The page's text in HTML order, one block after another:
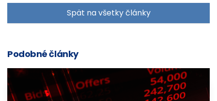
Spät na všetky články
Podobné články